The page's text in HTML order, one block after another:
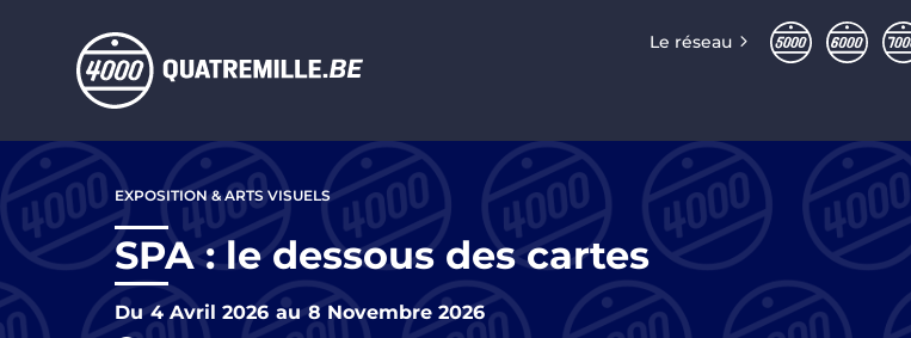
Le réseau
Aller
au
contenu
principal
EXPOSITION & ARTS VISUELS
SPA : le dessous des cartes
Du 4 Avril 2026 au 8 Novembre 2026